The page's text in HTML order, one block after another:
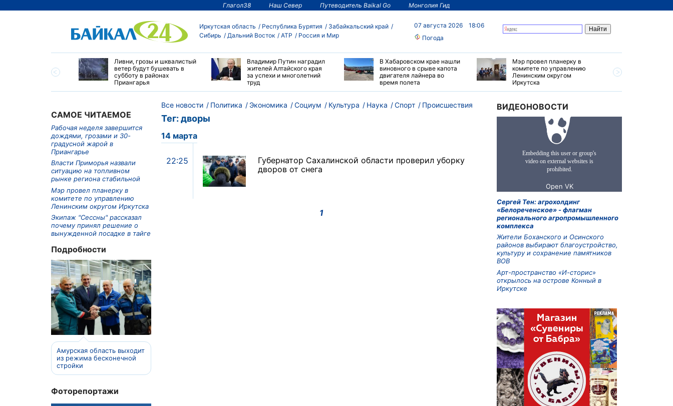
Глагол38 Наш Север Путеводитель Baikal Go Монголия Гид
Иркутская область Республика Бурятия
Забайкальский край
Сибирь
Дальний Восток АТР Россия и Мир
07 августа 2026
18:06
Погода
в поездки со
ВСЖД в январе-
Ливни, грозы и шквалистый
ветер будут бушевать в
субботу в районах
Приангарья
Владимир Путин наградил
жителей Алтайского края
за успехи и многолетний
труд
В Хабаровском крае нашли
виновного в срыве капота
двигателя лайнера во
время полета
Мэр провел планерку в
комитете по управлению
Ленинским округом
Иркутска
САМОЕ ЧИТАЕМОЕ
Рабочая неделя завершится
дождями, грозами и 30-
градусной жарой в
Приангарье
Власти Приморья назвали
ситуацию на топливном
рынке региона стабильной
Мэр провел планерку в
комитете по управлению
Ленинским округом Иркутска
Экипаж "Сессны" рассказал
почему принял решение о
вынужденной посадке в тайге
Подробности
Амурская область выходит
из режима бесконечной
стройки
Фоторепортажи
Все новости Политика Экономика Социум Культура Наука Спорт Происшествия
Тег: дворы
14 марта
22:25
Губернатор Сахалинской области проверил уборку
дворов от снега
1
ВИДЕОНОВОСТИ
Сергей Тен: агрохолдинг
«Белореченское» - флагман
регионального агропромышленного
комплекса
Жители Боханского и Осинского
районов выбирают благоустройство,
культуру и сохранение памятников
ВОВ
Арт-пространство «И-сторис»
открылось на острове Конный в
Иркутске